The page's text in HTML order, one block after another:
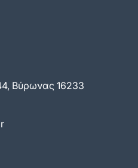
Βύρωνας 16233